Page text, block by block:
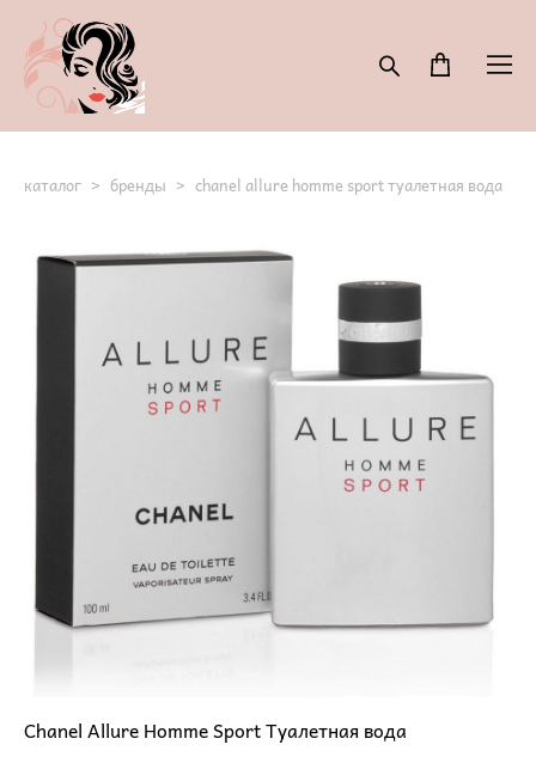
каталог > бренды > chanel allure homme sport туалетная вода
Chanel Allure Homme Sport Туалетная вода